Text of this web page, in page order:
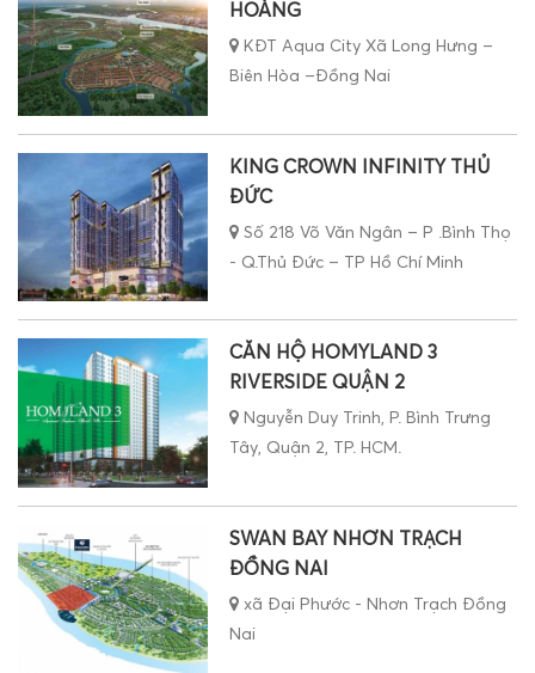
HOÀNG
KĐT Aqua City Xã Long Hưng –
Biên Hòa –Đồng Nai
KING CROWN INFINITY THỦ
ĐỨC
Số 218 Võ Văn Ngân – P .Bình Thọ
- Q.Thủ Đức – TP Hồ Chí Minh
CĂN HỘ HOMYLAND 3
RIVERSIDE QUẬN 2
Nguyễn Duy Trinh, P. Bình Trưng
Tây, Quận 2, TP. HCM.
SWAN BAY NHƠN TRẠCH
ĐỒNG NAI
xã Đại Phước - Nhơn Trạch Đồng
Nai